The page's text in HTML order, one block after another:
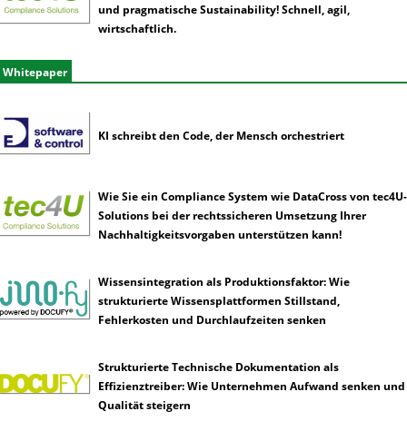
und pragmatische Sustainability! Schnell, agil,
wirtschaftlich.
Whitepaper
KI schreibt den Code, der Mensch orchestriert
Wie Sie ein Compliance System wie DataCross von tec4U-
Solutions bei der rechtssicheren Umsetzung Ihrer
Nachhaltigkeitsvorgaben unterstützen kann!
Wissensintegration als Produktionsfaktor: Wie
strukturierte Wissensplattformen Stillstand,
Fehlerkosten und Durchlaufzeiten senken
Strukturierte Technische Dokumentation als
Effizienztreiber: Wie Unternehmen Aufwand senken und
Qualität steigern